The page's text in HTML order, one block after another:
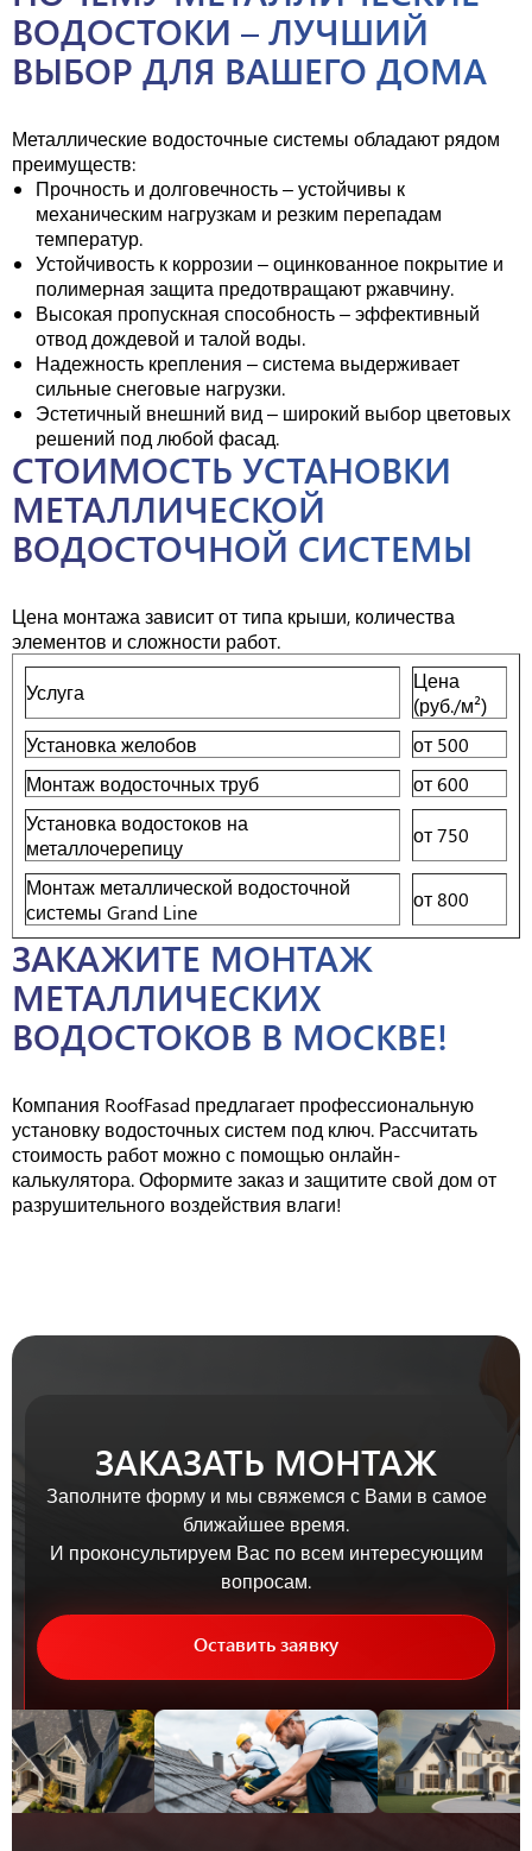
ВОДОСТОКИ – ЛУЧШИЙ
ВЫБОР ДЛЯ ВАШЕГО ДОМА
Металлические водосточные системы обладают рядом
преимуществ:
Прочность и долговечность – устойчивы к
механическим нагрузкам и резким перепадам
температур.
Устойчивость к коррозии – оцинкованное покрытие и
полимерная защита предотвращают ржавчину.
Высокая пропускная способность – эффективный
отвод дождевой и талой воды.
Надежность крепления – система выдерживает
сильные снеговые нагрузки.
Эстетичный внешний вид – широкий выбор цветовых
решений под любой фасад.
СТОИМОСТЬ УСТАНОВКИ
МЕТАЛЛИЧЕСКОЙ
ВОДОСТОЧНОЙ СИСТЕМЫ
Цена монтажа зависит от типа крыши, количества
элементов и сложности работ.
Услуга
Цена
(руб./м²)
Установка желобов
от 500
Монтаж водосточных труб
от 600
Установка водостоков на
металлочерепицу
от 750
Монтаж металлической водосточной
системы Grand Line
от 800
ЗАКАЖИТЕ МОНТАЖ
МЕТАЛЛИЧЕСКИХ
ВОДОСТОКОВ В МОСКВЕ!
Компания RoofFasad предлагает профессиональную
установку водосточных систем под ключ. Рассчитать
стоимость работ можно с помощью онлайн-
калькулятора. Оформите заказ и защитите свой дом от
разрушительного воздействия влаги!
ЗАКАЗАТЬ МОНТАЖ
Заполните форму и мы свяжемся с Вами в самое
ближайшее время.
И проконсультируем Вас по всем интересующим
вопросам.
Оставить заявку